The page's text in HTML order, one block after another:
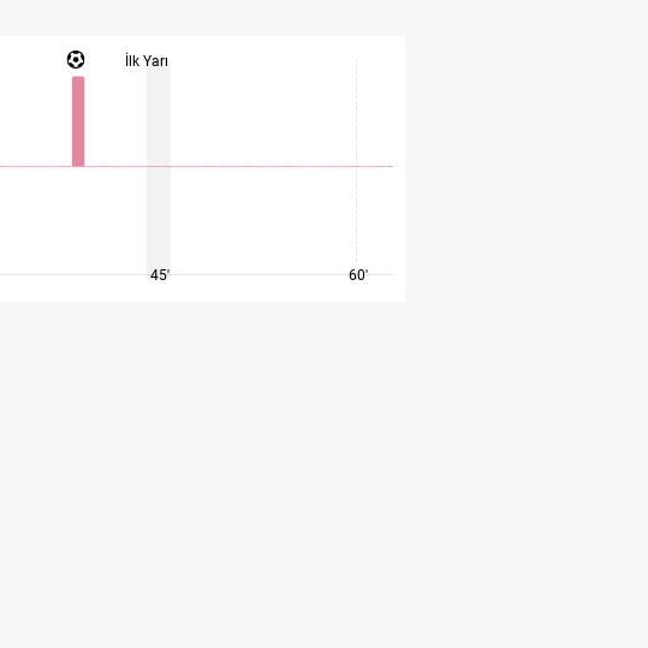
İlk Yarı
45' 60'